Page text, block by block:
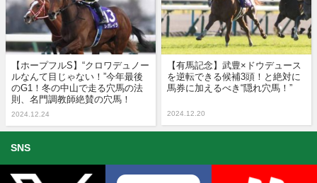
【ホープフルS】“クロワデュノー
ルなんて目じゃない！”今年最後
のG1！冬の中山で走る穴馬の法
則、名門調教師絶賛の穴馬！
2024.12.24
【有馬記念】武豊×ドウデュース
を逆転できる候補3頭！と絶対に
馬券に加えるべき“隠れ穴馬！”
2024.12.20
SNS